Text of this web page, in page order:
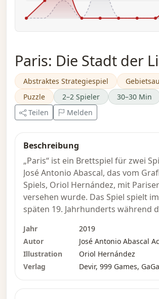
Paris: Die Stadt der
Abstraktes Strategiespiel
Puzzle
2–2 Spieler 30–30 Min
Teilen
Melden
Beschreibung
„Paris“ ist ein Brettspiel für zwei
José Antonio Abascal, das vom
Spiels, Oriol Hernández, mit
versehen wurde. Das Spiel spielt
späten 19. Jahrhunderts während
Weltausstellung, als die öffentliche
Stromversorgung ein heißes Thema
Elektrizität breitete sich in der
aus, schuf die wunderschönen
Jahr
2019
Autor
José Antonio Abascal
Illustration
Oriol Hernández
Verlag
Devir, 999 Games,